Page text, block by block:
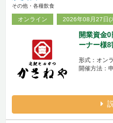
その他・各種飲食
オンライン 2026年08月27日(
開業資金
ーナー様8
形式：オン
開催方法：